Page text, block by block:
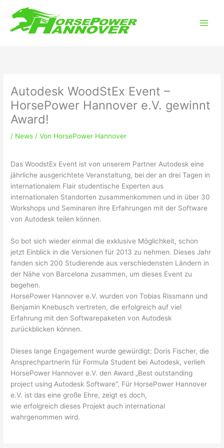
Inhalt
springen
Autodesk WoodStEx Event –
HorsePower Hannover e.V. gewinnt
Award!
/ News / Von HorsePower Hannover
Das WoodstEx Event ist von unserem Partner Autodesk eine
jährliche ausgerichtete Veranstaltung, bei der an drei Tagen in
internationalem Flair studentische Experten aus
internationalen Standorten zusammenkommen und in über 30
Workshops und Seminaren ihre Erfahrungen mit der Software
von Autodesk teilen können.
So bot sich wieder einmal die exklusive Möglichkeit, schon
jetzt Einblick in die Versionen für 2013 zu nehmen. Dieses Jahr
fanden sich 200 Studierende aus verschiedensten Ländern in
der Nähe von Barcelona zusammen, um dieses Event zu
begehen.
HorsePower Hannover e.V. wurden von Tobias Rissmann und
Benjamin Knebusch vertreten, die erfolgreich auf viel
Erfahrung mit den Softwarepaketen von Autodesk
zurückblicken können.
Dieses lange Engagement wurde gewürdigt: Doris Fischer, die
Ansprechpartnerin für Formula Student bei Autodesk, verlieh
HorsePower Hannover e.V. den Award „Best outstanding
project using Autodesk Software“. Für HorsePower Hannover
e.V. ist das eine große Ehre, zeigt es doch,
wie erfolgreich dieses Projekt auch international
wahrgenommen wird.